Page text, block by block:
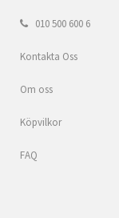
010 500 600 6
Kontakta Oss
Om oss
Köpvilkor
FAQ